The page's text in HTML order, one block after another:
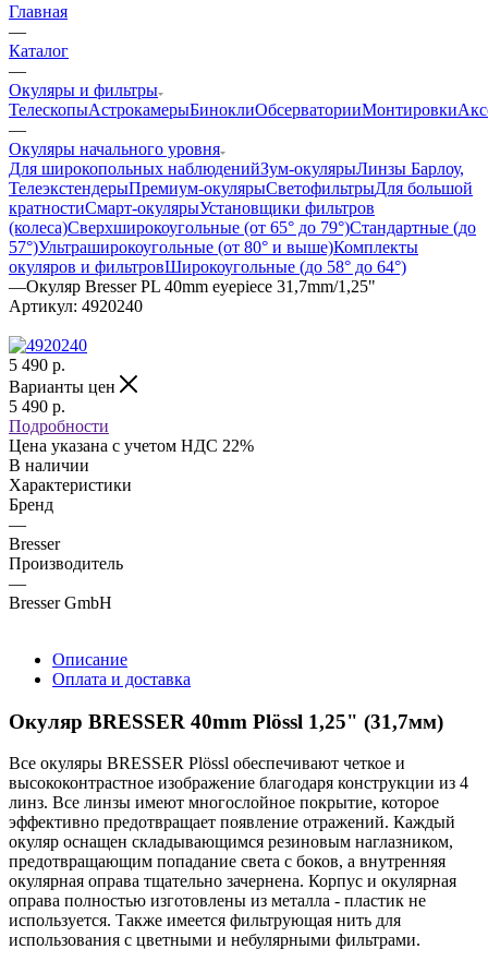
Главная
—
Каталог
—
Окуляры и фильтры
ТелескопыАстрокамерыБиноклиОбсерваторииМонтировки
—
Окуляры начального уровня
Для широкопольных наблюденийЗум-окулярыЛинзы Барлоу,
ТелеэкстендерыПремиум-окулярыСветофильтрыДля большой
кратностиСмарт-окулярыУстановщики фильтров
(колеса)Сверхширокоугольные (от 65° до 79°)Стандартные (до
57°)Ультраширокоугольные (от 80° и выше)Комплекты
окуляров и фильтровШирокоугольные (до 58° до 64°)
—Окуляр Bresser PL 40mm eyepiece 31,7mm/1,25"
Артикул: 4920240
5 490 р.
Варианты цен
5 490 р.
Подробности
Цена указана с учетом НДС 22%
В наличии
Характеристики
Бренд
—
Bresser
Производитель
—
Bresser GmbH
Описание
Оплата и доставка
Окуляр BRESSER 40mm Plössl 1,25" (31,7мм)
Все окуляры BRESSER Plössl обеспечивают четкое и
высококонтрастное изображение благодаря конструкции из 4
линз. Все линзы имеют многослойное покрытие, которое
эффективно предотвращает появление отражений. Каждый
окуляр оснащен складывающимся резиновым наглазником,
предотвращающим попадание света с боков, а внутренняя
окулярная оправа тщательно зачернена. Корпус и окулярная
оправа полностью изготовлены из металла - пластик не
используется. Также имеется фильтрующая нить для
использования с цветными и небулярными фильтрами.